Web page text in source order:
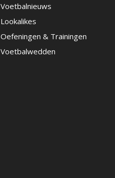
Voetbalnieuws
Lookalikes
Oefeningen & Trainingen
Voetbalwedden